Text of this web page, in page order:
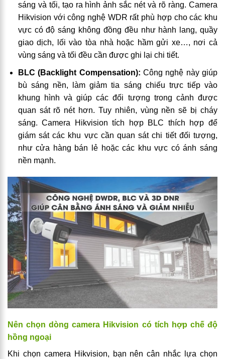
sáng và tối, tạo ra hình ảnh sắc nét và rõ ràng. Camera
Hikvision với công nghệ WDR rất phù hợp cho các khu
vực có độ sáng không đồng đều như hành lang, quầy
giao dịch, lối vào tòa nhà hoặc hầm gửi xe…, nơi cả
vùng sáng và tối đều cần được ghi lại chi tiết.
BLC (Backlight Compensation): Công nghệ này giúp
bù sáng nền, làm giảm tia sáng chiếu trực tiếp vào
khung hình và giúp các đối tượng trong cảnh được
quan sát rõ nét hơn. Tuy nhiên, vùng nền sẽ bị cháy
sáng. Camera Hikvision tích hợp BLC thích hợp để
giám sát các khu vực cần quan sát chi tiết đối tượng,
như cửa hàng bán lẻ hoặc các khu vực có ánh sáng
nền mạnh.
Nên chọn dòng camera Hikvision có tích hợp chế độ
hồng ngoại
Khi chọn camera Hikvision, bạn nên cân nhắc lựa chọn